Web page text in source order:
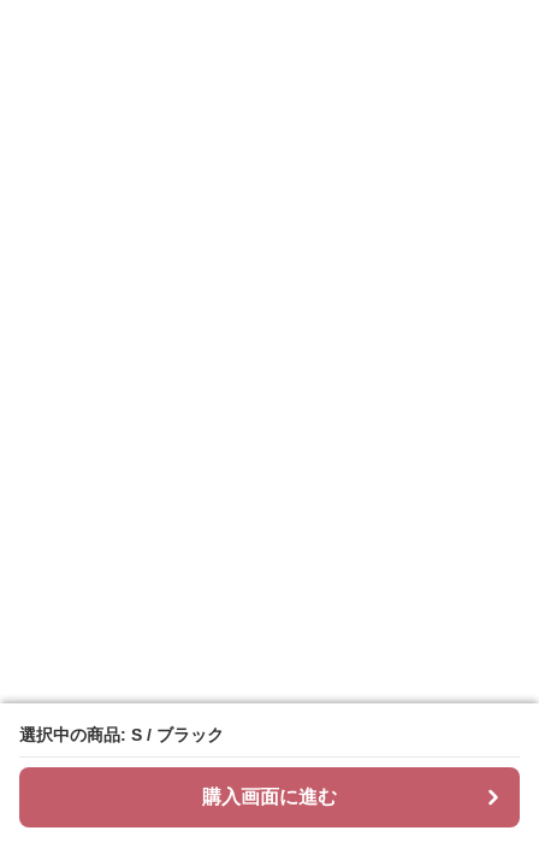
選択中の商品: S / ブラック
購入画面に進む
選択中の商品: S / ブラック
購入画面に進む